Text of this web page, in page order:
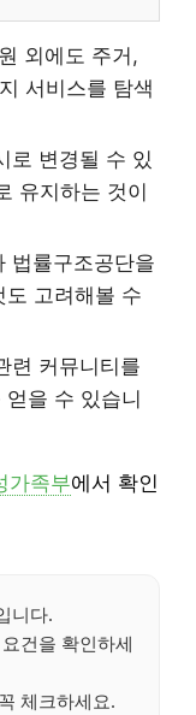
외에도 주거,
서비스를 탐색
로 변경될 수 있
유지하는 것이
법률구조공단을
고려해볼 수
련 커뮤니티를
을 수 있습니
가족부에서 확인
니다.
건을 확인하세
체크하세요.